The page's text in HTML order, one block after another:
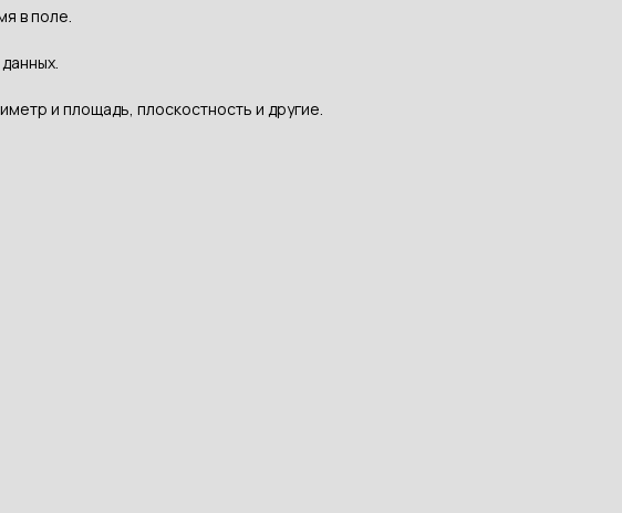
в поле.
и площадь, плоскостность и другие.